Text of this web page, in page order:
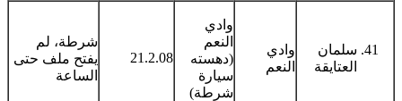
سلمان
العتايقة
وادي
النعم
وادي
النعم
(دهسته
سيارة
شرطة)
21.2.08
شرطة، لم
يفتح ملف حتى
الساعة